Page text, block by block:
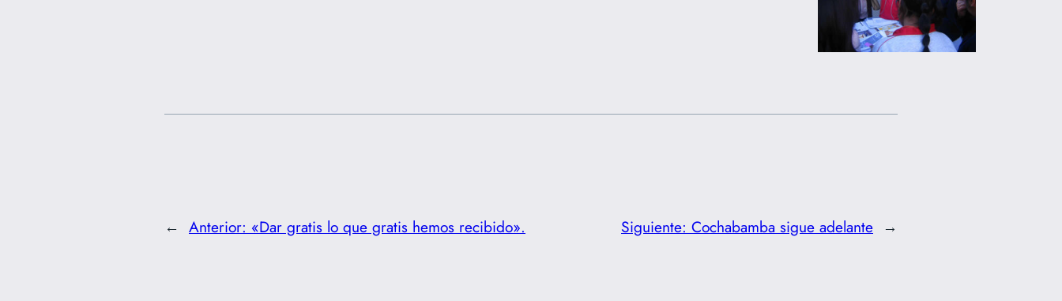
← Anterior: «Dar gratis lo que gratis hemos recibido». Siguiente: Cochabamba sigue adelante →